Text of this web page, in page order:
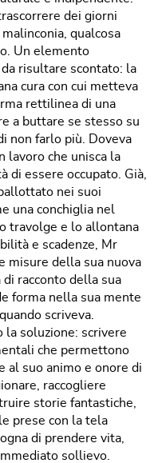
dei giorni
qualcosa
Un elemento
risultare scontato: la
cura con cui metteva
rettilinea di una
a buttare se stesso su
non farlo più. Doveva
lavoro che unisca la
di essere occupato. Già,
nei suoi
una conchiglia nel
travolge e lo allontana
e scadenze, Mr
misure della sua nuova
racconto della sua
forma nella sua mente
scriveva.
la soluzione: scrivere
che permettono
al suo animo e onore di
raccogliere
storie fantastiche,
prese con la tela
di prendere vita,
sollievo.